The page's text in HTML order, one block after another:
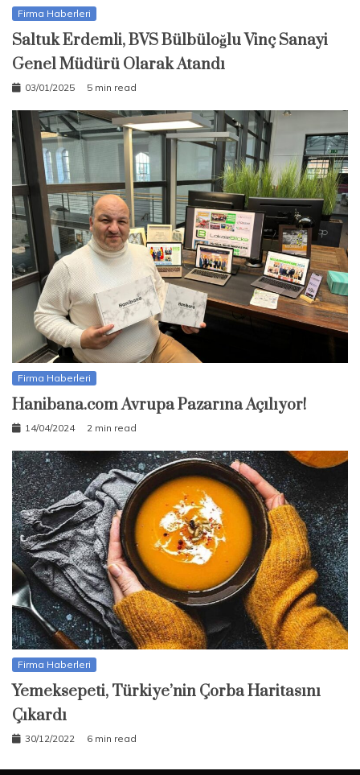
Firma Haberleri
Saltuk Erdemli, BVS Bülbüloğlu Vinç Sanayi
Genel Müdürü Olarak Atandı
03/01/2025 5 min read
Firma Haberleri
Hanibana.com Avrupa Pazarına Açılıyor!
14/04/2024 2 min read
Firma Haberleri
Yemeksepeti, Türkiye’nin Çorba Haritasını
Çıkardı
30/12/2022 6 min read